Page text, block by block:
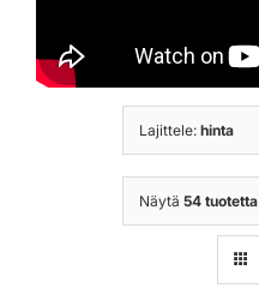
Lajittele: hinta
Näytä 54 tuotetta